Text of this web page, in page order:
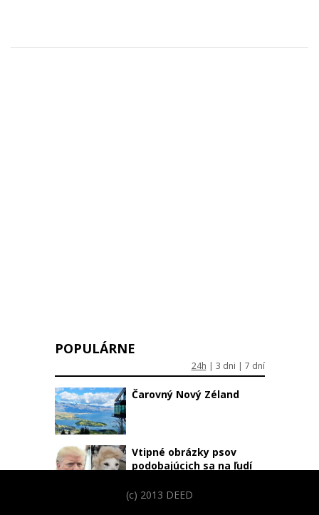
POPULÁRNE
24h | 3 dni | 7 dní
Čarovný Nový Zéland
Vtipné obrázky psov
podobajúcich sa na ľudí
(c) 2013 DEED